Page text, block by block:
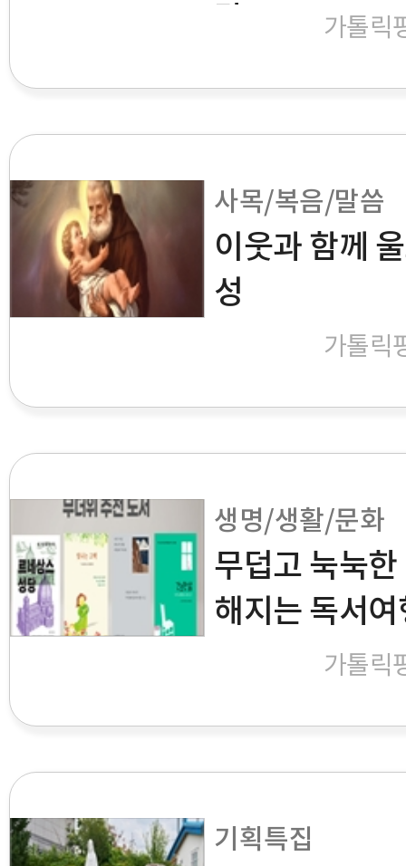
가톨릭
사목/복음/말씀
이웃과 함께
성
가톨릭
생명/생활/문화
무덥고 눅눅
해지는 독서
가톨릭
기획특집